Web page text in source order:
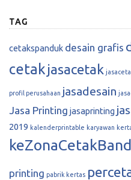
TAG
cetakspanduk desain grafis
cetak jasacetak
profil perusahaan jasadesain
Jasa Printing jasaprinting
2019 kalenderprintable karyawan
printing pabrik kertas